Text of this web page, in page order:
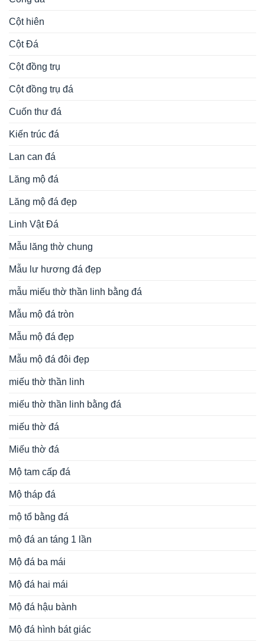
Cột hiên
Cột Đá
Cột đồng trụ
Cột đồng trụ đá
Cuốn thư đá
Kiến trúc đá
Lan can đá
Lăng mộ đá
Lăng mộ đá đẹp
Linh Vật Đá
Mẫu lăng thờ chung
Mẫu lư hương đá đẹp
mẫu miếu thờ thần linh bằng đá
Mẫu mộ đá tròn
Mẫu mộ đá đẹp
Mẫu mộ đá đôi đẹp
miếu thờ thần linh
miếu thờ thần linh bằng đá
miếu thờ đá
Miếu thờ đá
Mộ tam cấp đá
Mộ tháp đá
mộ tổ bằng đá
mộ đá an táng 1 lần
Mộ đá ba mái
Mộ đá hai mái
Mộ đá hậu bành
Mộ đá hình bát giác